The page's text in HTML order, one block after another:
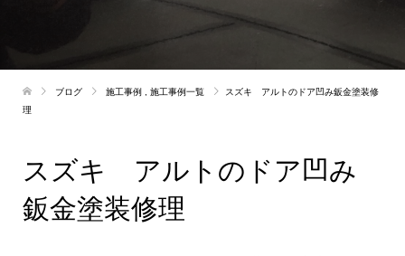
ブログ 施工事例 施工事例一覧
スズキ アルトのドア凹み鈑金塗装修
理
スズキ アルトのドア凹み
鈑金塗装修理